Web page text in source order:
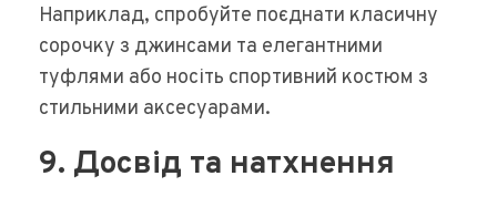
Наприклад, спробуйте поєднати класичну
сорочку з джинсами та елегантними
туфлями або носіть спортивний костюм з
стильними аксесуарами.
9. Досвід та натхнення